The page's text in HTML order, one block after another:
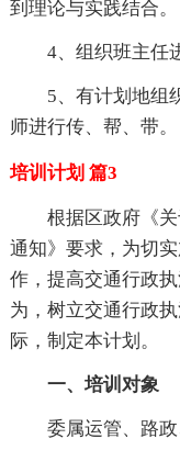
到理论与实践结合。
4、组织班主任
5、有计划地组
师进行传、帮、带。
培训计划 篇3
根据区政府《
通知》要求，为切
作，提高交通行政
为，树立交通行政
际，制定本计划。
一、培训对象
委属运管、路